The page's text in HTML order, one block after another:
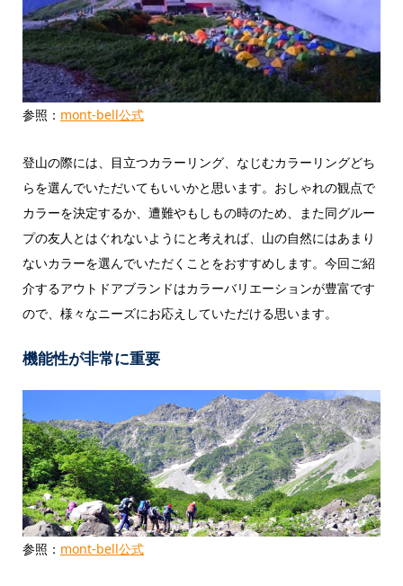
参照： mont-bell公式
登山の際には、目立つカラーリング、なじむカラーリングどち
らを選んでいただいてもいいかと思います。おしゃれの観点で
カラーを決定するか、遭難やもしもの時のため、また同グルー
プの友人とはぐれないようにと考えれば、山の自然にはあまり
ないカラーを選んでいただくことをおすすめします。今回ご紹
介するアウトドアブランドはカラーバリエーションが豊富です
ので、様々なニーズにお応えしていただける思います。
機能性が非常に重要
参照： mont-bell公式